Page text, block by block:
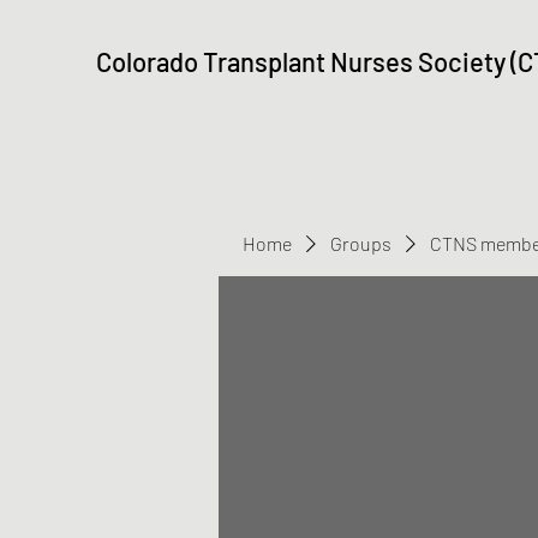
Colorado Transplant Nurses Society
Home Groups CTNS